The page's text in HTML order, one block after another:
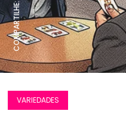
COMPARTILHE:
VARIEDADES